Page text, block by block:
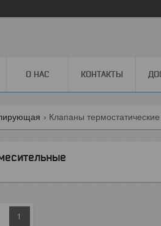
О НАС КОНТАКТЫ
Клапаны
1